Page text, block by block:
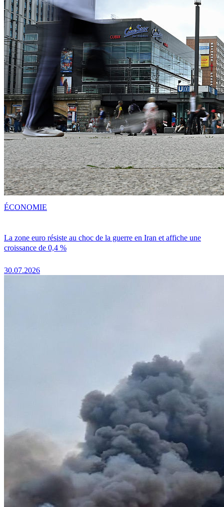
La zone euro résiste au choc de la guerre en Iran et affiche une
croissance de 0,4 %
30.07.2026
ÉCONOMIE